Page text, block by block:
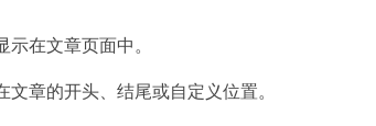
示在文章页面中。
文章的开头、结尾或自定义位置。